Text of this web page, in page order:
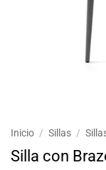
Inicio / Sillas /
Silla con